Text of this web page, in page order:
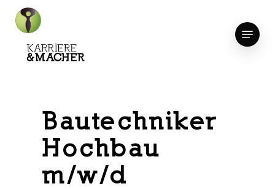
Skip
content
Menu
Bautechniker
Hochbau
m/w/d
Close